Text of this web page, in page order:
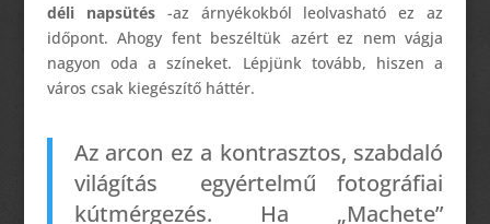
déli napsütés-az árnyékokból leolvasható ez az
időpont. Ahogy fent beszéltük azértez nem vágja
nagyon oda aszíneket.
Lépjünk tovább, hiszen a
város csak kiegészítő háttér.
Az arcon ez a kontrasztos, szabdaló
világítás egyértelmű fotográfiai
kútmérgezés. Ha „Machete”